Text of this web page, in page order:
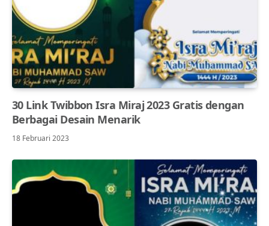
30 Link Twibbon Isra Miraj 2023 Gratis dengan
Berbagai Desain Menarik
18 Februari 2023